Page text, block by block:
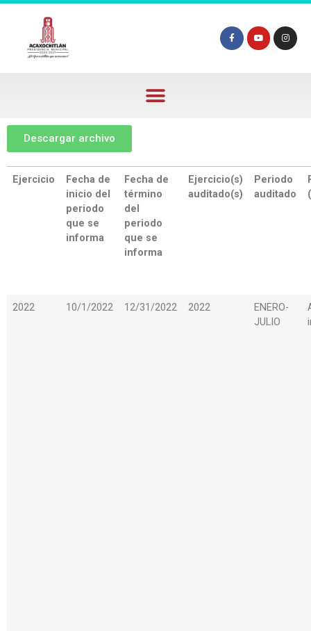
Descargar archivo
Ejercicio
Fecha de
inicio del
periodo
que se
informa
Fecha de
término
del
periodo
que se
informa
Ejercicio(s)
auditado(s)
Periodo
auditado
2022 10/1/2022 12/31/2022 2022
ENERO-
JULIO